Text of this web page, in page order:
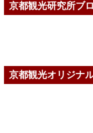
京都観光研究所ブ
京都観光オリジナ